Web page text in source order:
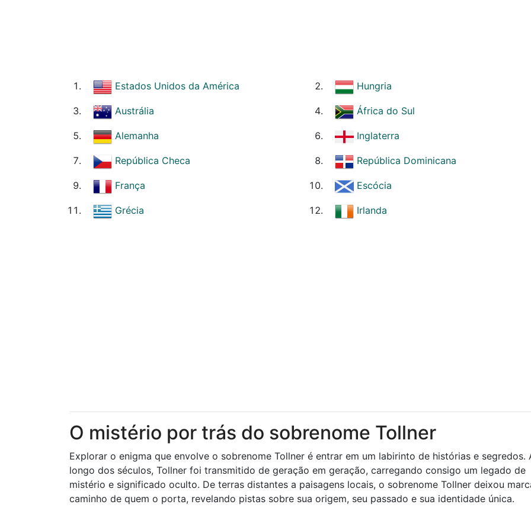
Estados Unidos da América Hungria
Austrália África do Sul
Alemanha Inglaterra
República Checa República Dominicana
França Escócia
Grécia Irlanda
O mistério por trás do sobrenome Tollner
Explorar o enigma que envolve o sobrenome Tollner é entrar em um labirinto de histórias e segredos.
longo dos séculos, Tollner foi transmitido de geração em geração, carregando consigo um legado de
mistério e significado oculto. De terras distantes a paisagens locais, o sobrenome Tollner deixou
caminho de quem o porta, revelando pistas sobre sua origem, seu passado e sua identidade única.